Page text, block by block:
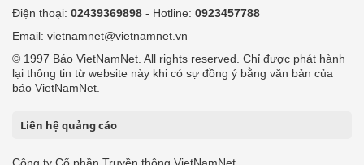
Điện thoại: 02439369898 - Hotline: 0923457788
Email: vietnamnet@vietnamnet.vn
© 1997 Báo VietNamNet. All rights reserved. Chỉ được phát hành
lại thông tin từ website này khi có sự đồng ý bằng văn bản của
báo VietNamNet.
Liên hệ quảng cáo
Công ty Cổ phần Truyền thông VietNamNet